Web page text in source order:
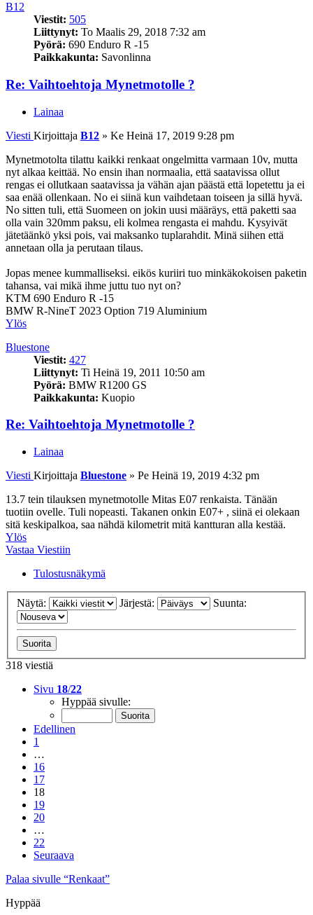
B12
Viestit: 505
Liittynyt: To Maalis 29, 2018 7:32 am
Pyörä: 690 Enduro R -15
Paikkakunta: Savonlinna
Re: Vaihtoehtoja Mynetmotolle ?
Lainaa
Viesti Kirjoittaja B12 » Ke Heinä 17, 2019 9:28 pm
Mynetmotolta tilattu kaikki renkaat ongelmitta varmaan 10v, mutta
nyt alkaa keittää. No ensin ihan normaalia, että saatavissa ollut
rengas ei ollutkaan saatavissa ja vähän ajan päästä että lopetettu ja ei
saa enää ollenkaan. No ei siinä kun vaihdetaan toiseen ja sillä hyvä.
No sitten tuli, että Suomeen on jokin uusi määräys, että paketti saa
olla vain 320mm paksu, eli kolmea rengasta ei mahdu. Kysyivät
jätetäänkö yksi pois, vai maksanko tuplarahdit. Minä siihen että
annetaan olla ja perutaan tilaus.
Jopas menee kummalliseksi. eikös kuriiri tuo minkäkokoisen paketin
tahansa, vai mikä ihme juttu tuo nyt on?
KTM 690 Enduro R -15
BMW R-NineT 2023 Option 719 Aluminium
Ylös
Bluestone
Viestit: 427
Liittynyt: Ti Heinä 19, 2011 10:50 am
Pyörä: BMW R1200 GS
Paikkakunta: Kuopio
Re: Vaihtoehtoja Mynetmotolle ?
Lainaa
Viesti Kirjoittaja Bluestone » Pe Heinä 19, 2019 4:32 pm
13.7 tein tilauksen mynetmotolle Mitas E07 renkaista. Tänään
tuotiin ovelle. Tuli nopeasti. Takanen onkin E07+ , siinä ei olekaan
sitä keskipalkoa, saa nähdä kilometrit mitä kantturan alla kestää.
Ylös
Vastaa Viestiin
Tulostusnäkymä
Näytä: Järjestä: Suunta:
318 viestiä
Sivu 18/22
Hyppää sivulle:
Edellinen
1
…
16
17
18
19
20
…
22
Seuraava
Palaa sivulle “Renkaat”
Hyppää